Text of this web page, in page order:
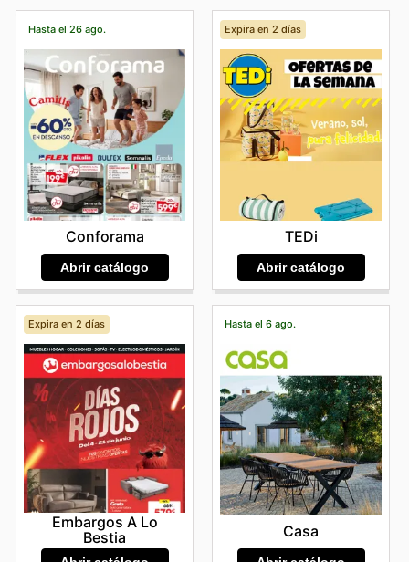
Hasta el 26 ago.
Conforama
Abrir catálogo
Expira en 2 días
TEDi
Abrir catálogo
Expira en 2 días
Embargos A Lo
Bestia
Hasta el 6 ago.
Casa